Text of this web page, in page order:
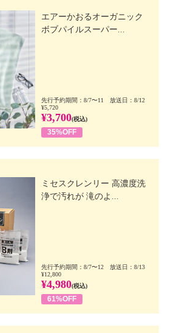
エアーかおるオーガニック
ボブパイルスーパー...
先行予約期間：8/7〜11 放送日：8/12
¥5,720
¥3,700(税込)
35%OFF
ミセスクレンリー 高濃度洗
浄で汚れが 滝のよ...
先行予約期間：8/7〜12 放送日：8/13
¥12,800
¥4,980(税込)
61%OFF